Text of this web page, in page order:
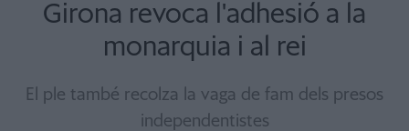
Girona revoca l'adhesió a la
monarquia i al rei
El ple també recolza la vaga de fam dels presos
independentistes